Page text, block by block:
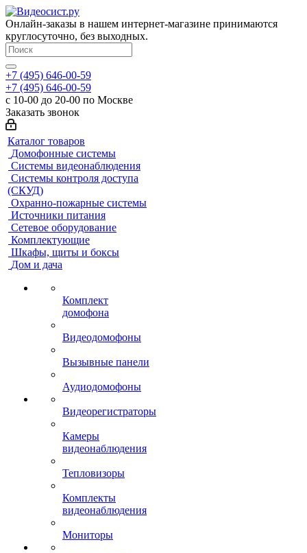
Онлайн-заказы в нашем интернет-магазине принимаются
круглосуточно, без выходных.
+7 (495) 646-00-59
+7 (495) 646-00-59
с 10-00 до 20-00 по Москве
Заказать звонок
Каталог товаров
Домофонные системы
Системы видеонаблюдения
Системы контроля доступа
(СКУД)
Охранно-пожарные системы
Источники питания
Сетевое оборудование
Комплектующие
Шкафы, щиты и боксы
Дом и дача
Комплект
домофона
Видеодомофоны
Вызывные панели
Аудиодомофоны
Видеорегистраторы
Камеры
видеонаблюдения
Тепловизоры
Комплекты
видеонаблюдения
Мониторы